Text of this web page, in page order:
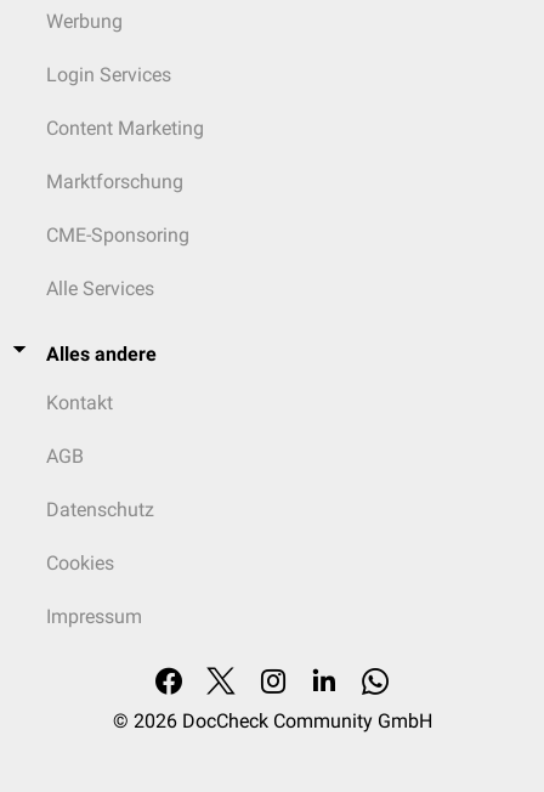
Werbung
Login Services
Content Marketing
Marktforschung
CME-Sponsoring
Alle Services
Alles andere
Kontakt
AGB
Datenschutz
Cookies
Impressum
© 2026 DocCheck Community GmbH